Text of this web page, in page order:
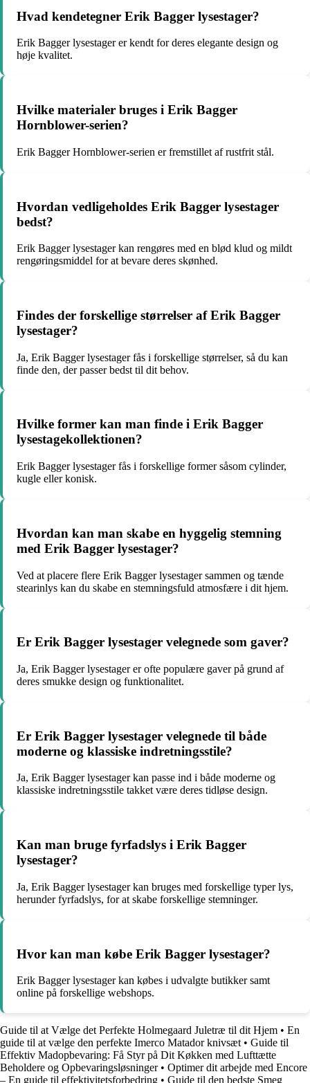
Hvad kendetegner Erik Bagger lysestager?
Erik Bagger lysestager er kendt for deres elegante design og
høje kvalitet.
Hvilke materialer bruges i Erik Bagger
Hornblower-serien?
Erik Bagger Hornblower-serien er fremstillet af rustfrit stål.
Hvordan vedligeholdes Erik Bagger lysestager
bedst?
Erik Bagger lysestager kan rengøres med en blød klud og mildt
rengøringsmiddel for at bevare deres skønhed.
Findes der forskellige størrelser af Erik Bagger
lysestager?
Ja, Erik Bagger lysestager fås i forskellige størrelser, så du kan
finde den, der passer bedst til dit behov.
Hvilke former kan man finde i Erik Bagger
lysestagekollektionen?
Erik Bagger lysestager fås i forskellige former såsom cylinder,
kugle eller konisk.
Hvordan kan man skabe en hyggelig stemning
med Erik Bagger lysestager?
Ved at placere flere Erik Bagger lysestager sammen og tænde
stearinlys kan du skabe en stemningsfuld atmosfære i dit hjem.
Er Erik Bagger lysestager velegnede som gaver?
Ja, Erik Bagger lysestager er ofte populære gaver på grund af
deres smukke design og funktionalitet.
Er Erik Bagger lysestager velegnede til både
moderne og klassiske indretningsstile?
Ja, Erik Bagger lysestager kan passe ind i både moderne og
klassiske indretningsstile takket være deres tidløse design.
Kan man bruge fyrfadslys i Erik Bagger
lysestager?
Ja, Erik Bagger lysestager kan bruges med forskellige typer lys,
herunder fyrfadslys, for at skabe forskellige stemninger.
Hvor kan man købe Erik Bagger lysestager?
Erik Bagger lysestager kan købes i udvalgte butikker samt
online på forskellige webshops.
Guide til at Vælge det Perfekte Holmegaard Juletræ til dit Hjem • En
guide til at vælge den perfekte Imerco Matador knivsæt • Guide til
Effektiv Madopbevaring: Få Styr på Dit Køkken med Lufttætte
Beholdere og Opbevaringsløsninger• Optimer dit arbejde med Encore
– En guide til effektivitetsforbedring • Guide til den bedste Smeg